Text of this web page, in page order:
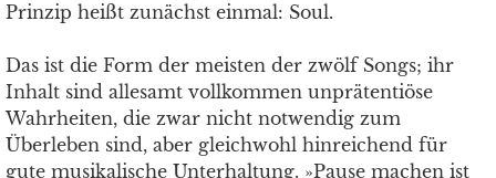
Prinzip heißt zunächst einmal: Soul.
Das ist die Form der meisten der zwölf Songs; ihr
Inhalt sind allesamt vollkommen unprätentiöse
Wahrheiten, die zwar nicht notwendig zum
Überleben sind, aber gleichwohl hinreichend für
gute musikalische Unterhaltung. »Pause machen ist